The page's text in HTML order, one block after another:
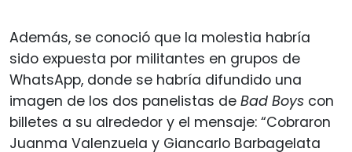
Además, se conoció que la molestia habría
sido expuesta por militantes en grupos de
WhatsApp, donde se habría difundido una
imagen de los dos panelistas de Bad Boys con
billetes a su alrededor y el mensaje: “Cobraron
Juanma Valenzuela y Giancarlo Barbagelata